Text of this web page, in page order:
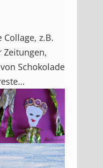
z.B.
Zeitungen,
Schokolade